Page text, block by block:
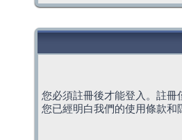
您必須註冊後才能登入。註
您已經明白我們的使用條款和